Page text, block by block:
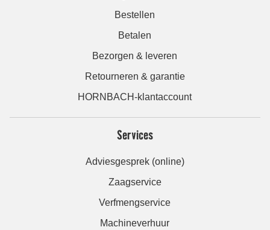
Bestellen
Betalen
Bezorgen & leveren
Retourneren & garantie
HORNBACH-klantaccount
Services
Adviesgesprek (online)
Zaagservice
Verfmengservice
Machineverhuur